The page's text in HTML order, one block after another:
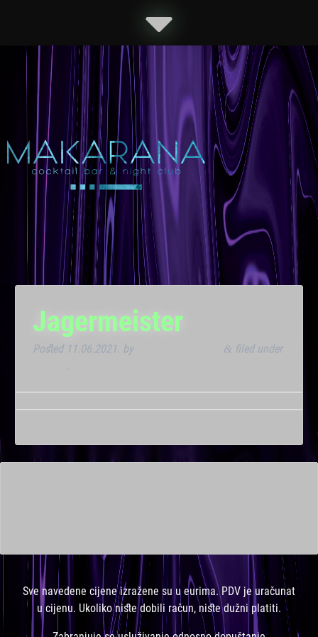
Jagermeister
Posted 11.06.2021. by & filed under
.
Sve navedene cijene izražene su u eurima. PDV je uračunat
u cijenu. Ukoliko niste dobili račun, niste dužni platiti.